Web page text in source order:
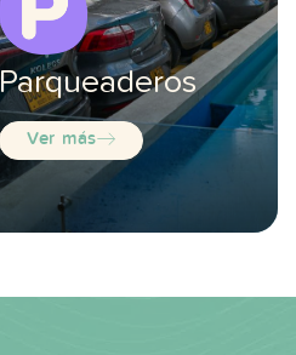
Parqueaderos
Ver más